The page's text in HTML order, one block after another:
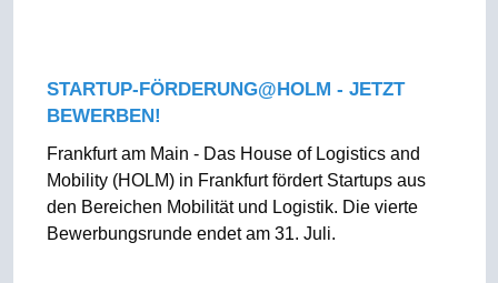
STARTUP-FÖRDERUNG@HOLM - JETZT
BEWERBEN!
Frankfurt am Main - Das House of Logistics and
Mobility (HOLM) in Frankfurt fördert Startups aus
den Bereichen Mobilität und Logistik. Die vierte
Bewerbungsrunde endet am 31. Juli.